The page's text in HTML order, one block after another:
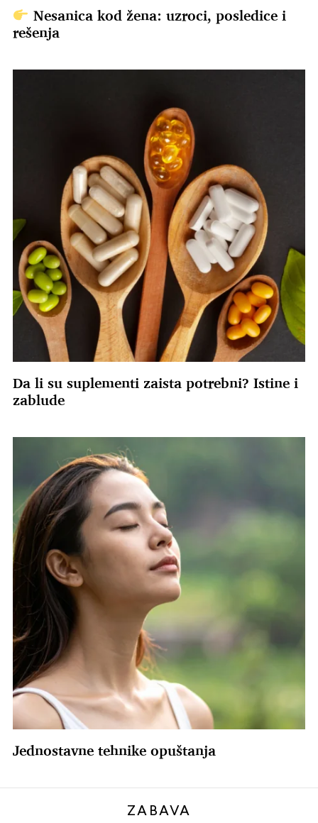
Nesanica kod žena: uzroci, posledice i
rešenja
Da li su suplementi zaista potrebni? Istine i
zablude
Jednostavne tehnike opuštanja
ZABAVA